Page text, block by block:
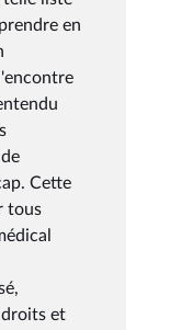
en
Cette
tous
droits et